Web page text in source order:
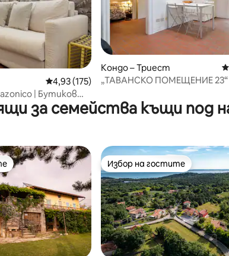
Средна оценка: 4,93 от 5, 175 отзива
4,93 (175)
| Бутиков
Кондо – Триест
„ТАВАНСКО ПОМЕЩЕНИЕ 23“
за семейства къщи под
Избор на гостите
Избор на гостите